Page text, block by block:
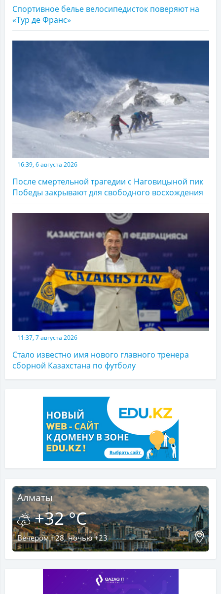
Спортивное белье велосипедисток поверяют на
«Тур де Франс»
16:39, 6 августа 2026
После смертельной трагедии с Наговицыной пик
Победы закрывают для свободного восхождения
11:37, 7 августа 2026
Стало известно имя нового главного тренера
сборной Казахстана по футболу
Алматы
+32 °C
Вечером +28, ночью +23